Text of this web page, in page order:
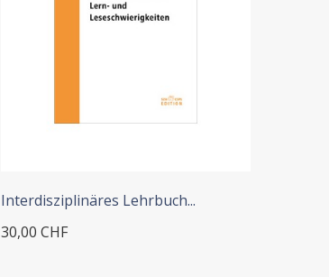
Interdisziplinäres Lehrbuch...
30,00 CHF